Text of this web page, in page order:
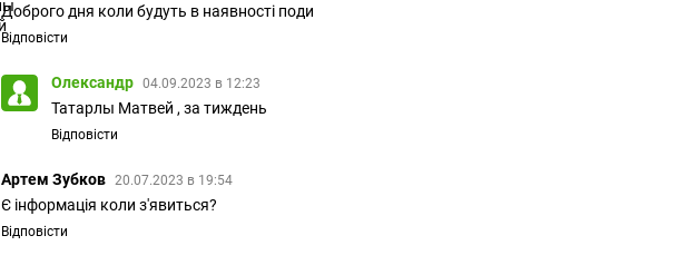
Доброго дня коли будуть в наявності поди
Відповісти
Олександр 04.09.2023 в 12:23
Татарлы Матвей , за тиждень
Відповісти
Артем Зубков 20.07.2023 в 19:54
Є інформація коли з'явиться?
Відповісти